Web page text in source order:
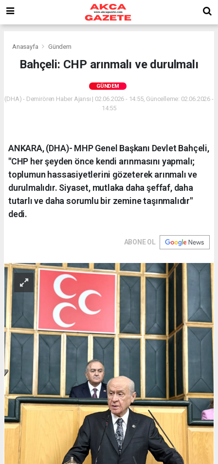
Anasayfa Gündem
Bahçeli: CHP arınmalı ve durulmalı
GÜNDEM
(DHA) - Demirören Haber Ajansı | 02.06.2026 - 14:55, Güncelleme: 02.06.2026 -
14:55
ANKARA, (DHA)- MHP Genel Başkanı Devlet Bahçeli,
"CHP her şeyden önce kendi arınmasını yapmalı;
toplumun hassasiyetlerini gözeterek arınmalı ve
durulmalıdır. Siyaset, mutlaka daha şeffaf, daha
tutarlı ve daha sorumlu bir zemine taşınmalıdır"
dedi.
ABONE OL